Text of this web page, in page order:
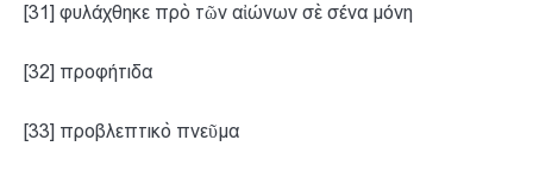
[31] φυλάχθηκε πρὸ τῶν αἰώνων σὲ σένα μόνη
[32] προφήτιδα
[33] προβλεπτικὸ πνεῦμα